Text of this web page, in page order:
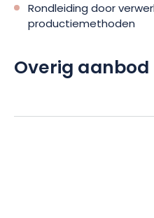
Rondleiding door
productiemethoden
Overig aanbod